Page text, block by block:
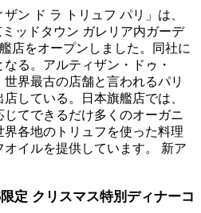
ン ド ラ トリュフ パリ」は、
ッドタウン ガレリア内ガーデ
店をオープンしました。同社に
る。アルティザン・ドゥ・
界最古の店舗と言われるパリ
している。日本旗艦店では、
てできるだけ多くのオーガニ
各地のトリュフを使った料理
イルを提供しています。 新ア
限定 クリスマス特別ディナーコ